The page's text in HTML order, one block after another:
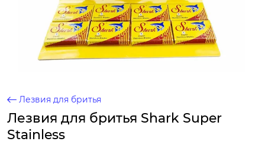
Лезвия для бритья
Лезвия для бритья Shark Super
Stainless